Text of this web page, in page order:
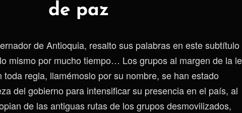
de paz
de Antioquia, resalto sus palabras en este
mismo por mucho tiempo… Los grupos al margen de la
regla, llamémoslo por su nombre, se han estado
del gobierno para intensificar su presencia en el país, al
de las antiguas rutas de los grupos desmovilizados,